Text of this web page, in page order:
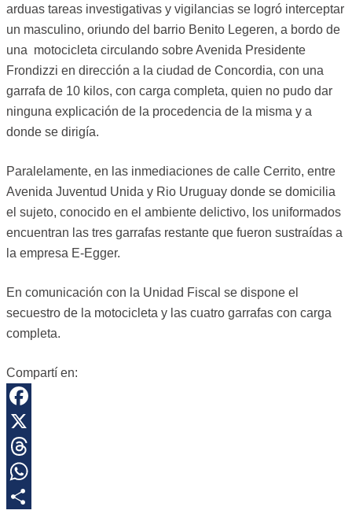
arduas tareas investigativas y vigilancias se logró interceptar
un masculino, oriundo del barrio Benito Legeren, a bordo de
una motocicleta circulando sobre Avenida Presidente
Frondizzi en dirección a la ciudad de Concordia, con una
garrafa de 10 kilos, con carga completa, quien no pudo dar
ninguna explicación de la procedencia de la misma y a
donde se dirigía.
Paralelamente, en las inmediaciones de calle Cerrito, entre
Avenida Juventud Unida y Rio Uruguay donde se domicilia
el sujeto, conocido en el ambiente delictivo, los uniformados
encuentran las tres garrafas restante que fueron sustraídas a
la empresa E-Egger.
En comunicación con la Unidad Fiscal se dispone el
secuestro de la motocicleta y las cuatro garrafas con carga
completa.
Compartí en:
Facebook
X
Threads
WhatsApp